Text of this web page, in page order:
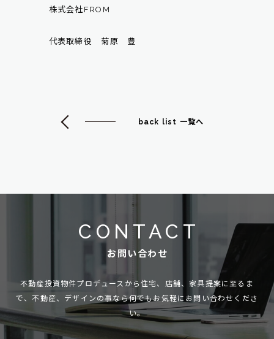
株式会社FROM
代表取締役 菊原 豊
back list 一覧へ
CONTACT
お問い合わせ
不動産投資物件プロデュースから住宅、店舗、家具提案に至るま
で、不動産、デザインの事なら何でもお気軽にお問い合わせくださ
い。